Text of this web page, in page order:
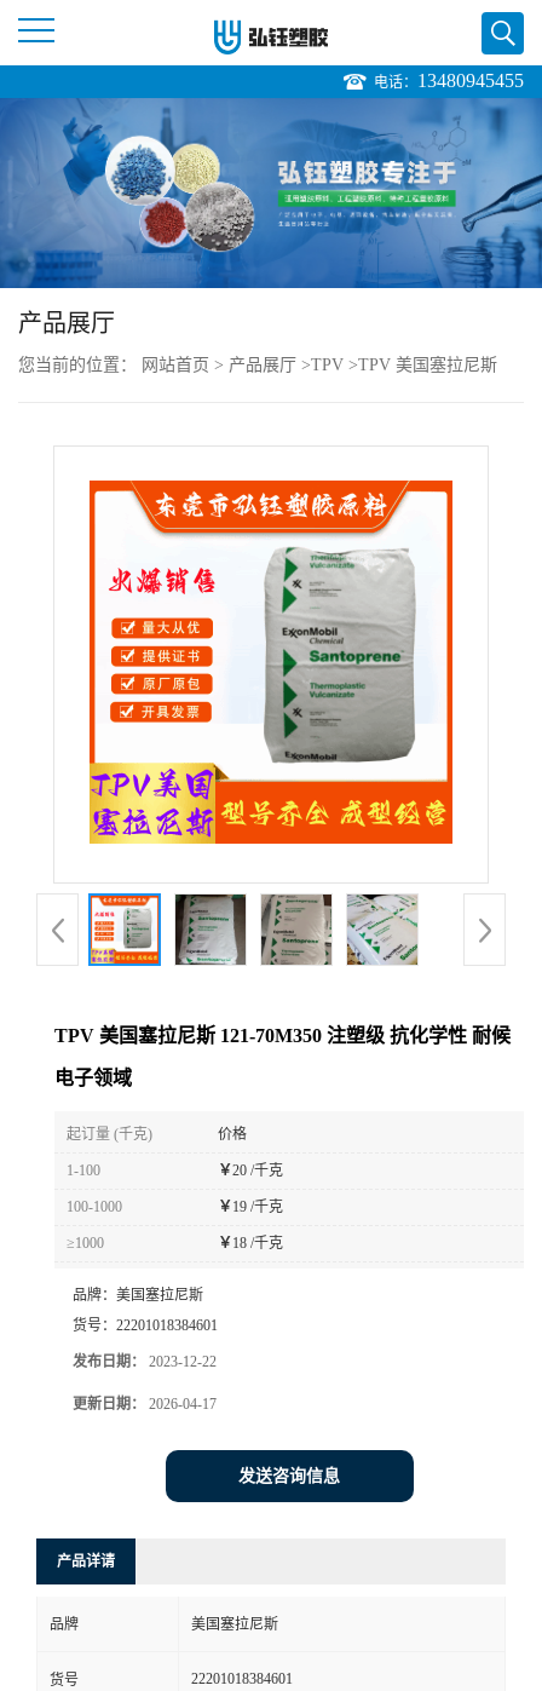
页
公
品
展
留
电话： 13480945455
产品展厅
您当前的位置： 网站首页 > 产品展厅 >TPV >TPV 美国塞拉尼斯
TPV 美国塞拉尼斯 121-70M350 注塑级 抗化学性 耐候
电子领域
起订量 (千克) 价格
1-100 ￥20 /千克
100-1000 ￥ 19 /千克
≥1000 ￥ 18 /千克
品牌： 美国塞拉尼斯
货号： 22201018384601
发布日期： 2023-12-22
更新日期： 2026-04-17
发送咨询信息
产品详请
品牌 美国塞拉尼斯
货号 22201018384601